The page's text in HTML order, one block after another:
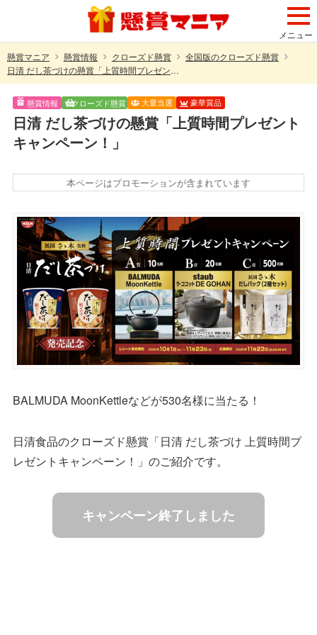
メニュー
懸賞マニア
懸賞情報 クローズド懸賞
全国版のクローズド懸賞
日清 だし茶づけの懸賞「上質時間プレゼントキャンペーン！」
懸賞情報 クローズド懸賞 大量当選 豪華賞品
日清 だし茶づけの懸賞「上質時間プレゼント
キャンペーン！」
本ページはプロモーションが含まれています
BALMUDA MoonKettleなどが530名様に当たる！
日清食品のクローズド懸賞「日清 だし茶づけ 上質時間プ
レゼントキャンペーン！」のご紹介です。
キャンペーン終了しました